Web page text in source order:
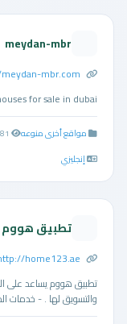
meydan-mbr
meydan-mbr.com
houses for sale in dubai
مواقع أخرى منوعه 781 زيارة
إنجليزي
تطبيق هووم home 123
http://home123.ae
تطبيق هووم يساعد على
والتسويق لها . - خدمات